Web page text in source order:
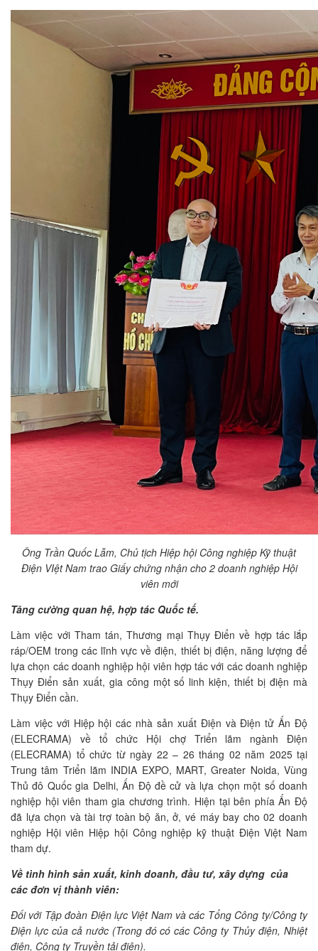
Ông Trần Quốc Lẫm, Chủ tịch Hiệp hội Công nghiệp Kỹ thuật
Điện VIệt Nam trao Giấy chứng nhận cho 2 doanh nghiệp Hội
viên mới
Tăng cường quan hệ, hợp tác Quốc tế.
Làm việc với Tham tán, Thương mại Thụy Điển về hợp tác lắp
ráp/OEM trong các lĩnh vực về điện, thiết bị điện, năng lượng để
lựa chọn các doanh nghiệp hội viên hợp tác với các doanh nghiệp
Thụy Điển sản xuất, gia công một số linh kiện, thiết bị điện mà
Thụy Điển cần.
Làm việc với Hiệp hội các nhà sản xuất Điện và Điện tử Ấn Độ
(ELECRAMA) về tổ chức Hội chợ Triển lãm ngành Điện
(ELECRAMA) tổ chức từ ngày 22 – 26 tháng 02 năm 2025 tại
Trung tâm Triển lãm INDIA EXPO, MART, Greater Noida, Vùng
Thủ đô Quốc gia Delhi, Ấn Độ đề cử và lựa chọn một số doanh
nghiệp hội viên tham gia chương trình. Hiện tại bên phía Ấn Độ
đã lựa chọn và tài trợ toàn bộ ăn, ở, vé máy bay cho 02 doanh
nghiệp Hội viên Hiệp hội Công nghiệp kỹ thuật Điện Việt Nam
tham dự.
Về tình hình sản xuất, kinh doanh, đầu tư, xây dựng của
các đơn vị thành viên:
Đối với Tập đoàn Điện lực Việt Nam và các Tổng Công ty/Công ty
Điện lực của cả nước (Trong đó có các Công ty Thủy điện, Nhiệt
điện, Công ty Truyền tải điện).